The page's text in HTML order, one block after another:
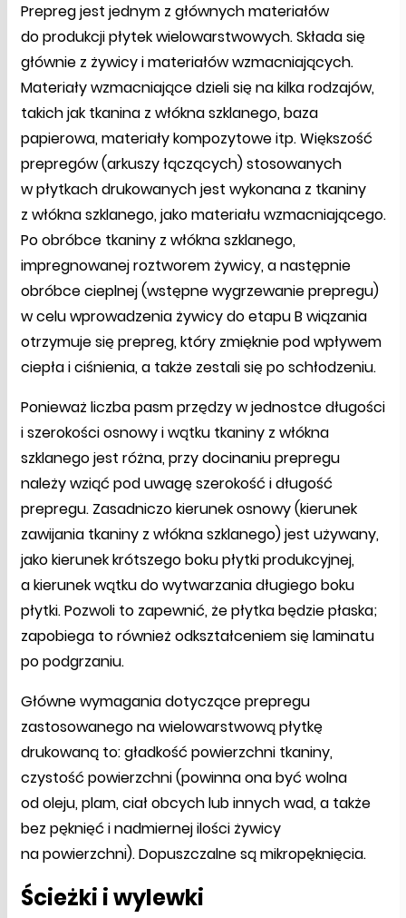
Prepreg jest jednym z głównych materiałów
do produkcji płytek wielowarstwowych. Składa się
głównie z żywicy i materiałów wzmacniających.
Materiały wzmacniające dzieli się na kilka rodzajów,
takich jak tkanina z włókna szklanego, baza
papierowa, materiały kompozytowe itp. Większość
prepregów (arkuszy łączących) stosowanych
w płytkach drukowanych jest wykonana z tkaniny
z włókna szklanego, jako materiału wzmacniającego.
Po obróbce tkaniny z włókna szklanego,
impregnowanej roztworem żywicy, a następnie
obróbce cieplnej (wstępne wygrzewanie prepregu)
w celu wprowadzenia żywicy do etapu B wiązania
otrzymuje się prepreg, który zmięknie pod wpływem
ciepła i ciśnienia, a także zestali się po schłodzeniu.
Ponieważ liczba pasm przędzy w jednostce długości
i szerokości osnowy i wątku tkaniny z włókna
szklanego jest różna, przy docinaniu prepregu
należy wziąć pod uwagę szerokość i długość
prepregu. Zasadniczo kierunek osnowy (kierunek
zawijania tkaniny z włókna szklanego) jest używany,
jako kierunek krótszego boku płytki produkcyjnej,
a kierunek wątku do wytwarzania długiego boku
płytki. Pozwoli to zapewnić, że płytka będzie płaska;
zapobiega to również odkształceniem się laminatu
po podgrzaniu.
Główne wymagania dotyczące prepregu
zastosowanego na wielowarstwową płytkę
drukowaną to: gładkość powierzchni tkaniny,
czystość powierzchni (powinna ona być wolna
od oleju, plam, ciał obcych lub innych wad, a także
bez pęknięć i nadmiernej ilości żywicy
na powierzchni). Dopuszczalne są mikropęknięcia.
Ścieżki i wylewki